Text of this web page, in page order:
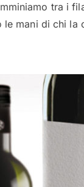
tra i
le mani di chi la